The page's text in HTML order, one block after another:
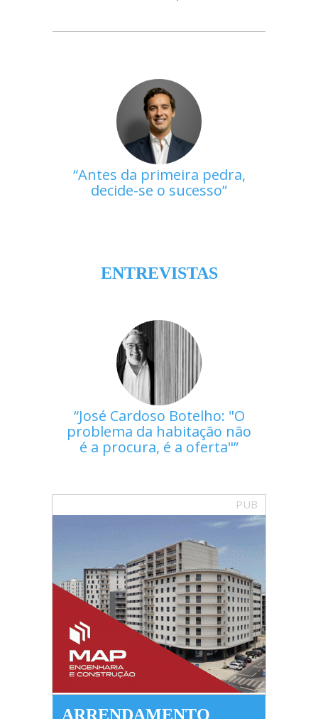
Antes da primeira pedra,
decide-se o sucesso
ENTREVISTAS
José Cardoso Botelho: "O
problema da habitação não
é a procura, é a oferta"
PUB
ARRENDAMENTO